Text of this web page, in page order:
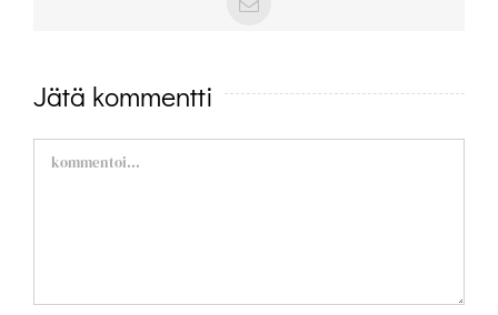
sähköposti
Jätä kommentti
Comment